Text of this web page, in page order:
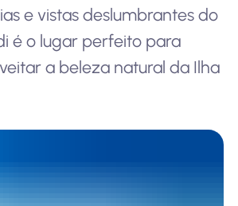
e vistas deslumbrantes do
é o lugar perfeito para
a beleza natural da Ilha